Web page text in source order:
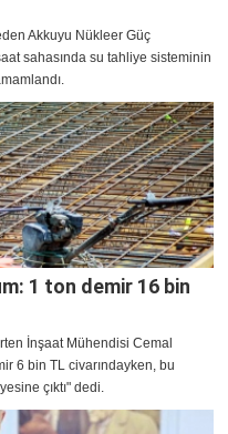
Akkuyu Nükleer Güç
sahasında su tahliye sisteminin
1 ton demir 16 bin
İnşaat Mühendisi Cemal
6 bin TL civarındayken, bu
çıktı" dedi.